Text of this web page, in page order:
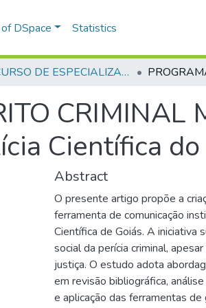
DSpace Statistics
CURSO DE ESPECIALIZAÇÃO EM ALTOS ESTUDOS EM SEGURANÇA PÚBLICA - CAESP - 2025 - 1
CRIMINAL
Científica
Abstract
O presente artigo propõe a
ferramenta de comunicação
Científica de Goiás. A iniciativa
social da perícia criminal,
justiça. O estudo adota
em revisão bibliográfica,
e aplicação das ferramentas